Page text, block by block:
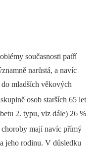
současnosti patří
narůstá, a navíc
mladších věkových
osob starších 65 let
2. typu, viz dále) 26 %
choroby mají navíc přímý
jeho rodinu. V důsledku